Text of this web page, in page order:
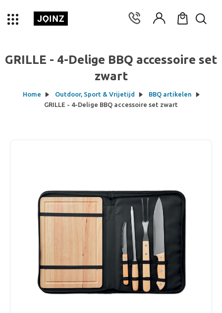
GRILLE - 4-Delige BBQ accessoire set
zwart
Home Outdoor, Sport & Vrijetijd
BBQ artikelen
GRILLE - 4-Delige BBQ accessoire set zwart